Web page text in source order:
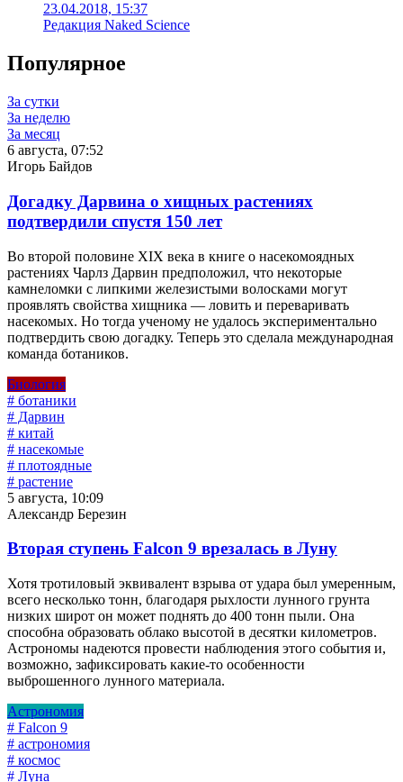
23.04.2018, 15:37
Редакция Naked Science
Популярное
За сутки
За неделю
За месяц
6 августа, 07:52
Игорь Байдов
Догадку Дарвина о хищных растениях
подтвердили спустя 150 лет
Во второй половине XIX века в книге о насекомоядных
растениях Чарлз Дарвин предположил, что некоторые
камнеломки с липкими железистыми волосками могут
проявлять свойства хищника — ловить и переваривать
насекомых. Но тогда ученому не удалось экспериментально
подтвердить свою догадку. Теперь это сделала международная
команда ботаников.
Биология
# ботаники
# Дарвин
# китай
# насекомые
# плотоядные
# растение
5 августа, 10:09
Александр Березин
Вторая ступень Falcon 9 врезалась в Луну
Хотя тротиловый эквивалент взрыва от удара был умеренным,
всего несколько тонн, благодаря рыхлости лунного грунта
низких широт он может поднять до 400 тонн пыли. Она
способна образовать облако высотой в десятки километров.
Астрономы надеются провести наблюдения этого события и,
возможно, зафиксировать какие-то особенности
выброшенного лунного материала.
Астрономия
# Falcon 9
# астрономия
# космос
# Луна